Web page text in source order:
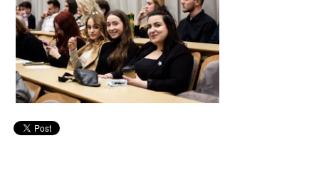
D.U.K
Kontaktai